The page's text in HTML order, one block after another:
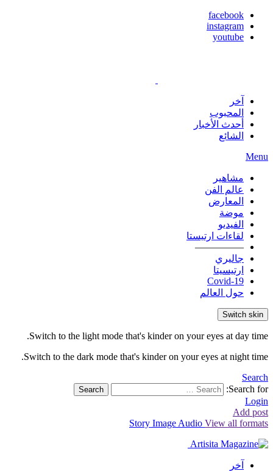
facebook
instagram
youtube
آخر
المحبوب
أحدث الأخبار
الشائع
Menu
مشاهير
عالم الفن
المعارض
موضة
الفيديو
لقاءات ارتيستا
—————
جاليري
ارتيسيتا
Covid-19
حول العالم
Switch skin
Switch to the light mode that's kinder on your eyes at day time.
Switch to the dark mode that's kinder on your eyes at night time.
Search
Search for:
Search
Login
Add post
Story Image Audio View all formats
آخر